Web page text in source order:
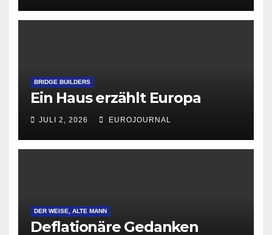
BRIDGE BUILDERS
Ein Haus erzählt Europa
JULI 2, 2026 EUROJOURNAL
DER WEISE, ALTE MANN
Deflationäre Gedanken